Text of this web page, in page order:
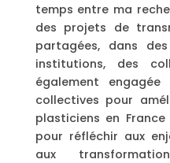
temps entre ma
des projets de
partagées, dans
institutions, des
également
collectives pour
plasticiens en
pour réfléchir aux
aux